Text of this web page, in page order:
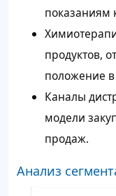
показаниям
продуктов,
положение в
Каналы
модели
продаж.
Анализ